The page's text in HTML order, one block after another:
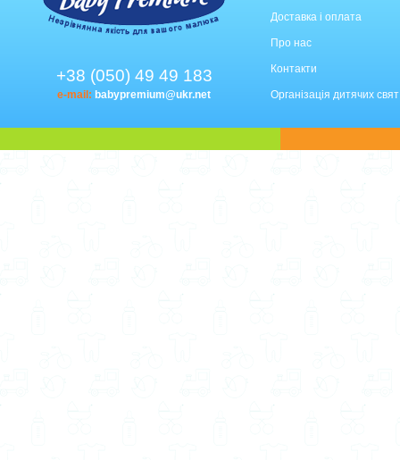
+38 (050) 49 49 183
e-mail: babypremium@ukr.net
Доставка і оплата
Про нас
Контакти
Організація дитячих свят